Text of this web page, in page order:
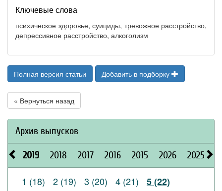
Ключевые слова
психическое здоровье, суициды, тревожное расстройство,
депрессивное расстройство, алкоголизм
Полная версия статьи Добавить в подборку
« Вернуться назад
Архив выпусков
2019 2018 2017 2016 2015 2026 2025
1 (18) 2 (19) 3 (20) 4 (21) 5 (22)